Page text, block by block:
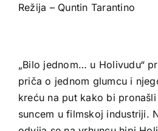
Režija – Quntin Tarantino
„Bilo jednom… u Holivudu“
priča o jednom glumcu i
kreću na put kako bi
suncem u filmskoj industriji.